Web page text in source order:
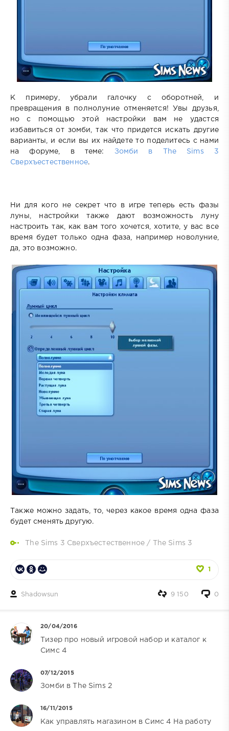
К примеру, убрали галочку с оборотней, и
превращения в полнолуние отменяется! Увы друзья,
но с помощью этой настройки вам не удастся
избавиться от зомби, так что придется искать другие
варианты, и если вы их найдете то поделитесь с нами
на форуме, в теме: Зомби в The Sims 3
Сверхъестественное.
Ни для кого не секрет что в игре теперь есть фазы
луны, настройки также дают возможность луну
настроить так, как вам того хочется, хотите, у вас все
время будет только одна фаза, например новолуние,
да, это возможно.
Также можно задать, то, через какое время одна фаза
будет сменять другую.
The Sims 3 Сверхъестественное / The Sims 3
1
Shadowsun 0
9 150
20/04/2016
Тизер про новый игровой набор и каталог к
Симс 4
07/12/2015
Зомби в The Sims 2
16/11/2015
Как управлять магазином в Симс 4 На работу